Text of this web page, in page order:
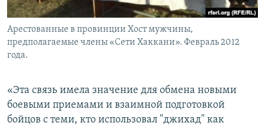
Арестованные в провинции Хост мужчины,
предполагаемые члены «Сети Хаккани». Февраль 2012
года.
«Эта связь имела значение для обмена новыми
боевыми приемами и взаимной подготовкой
бойцов с теми, кто использовал "джихад" как